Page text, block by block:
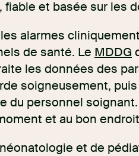
fiable et basée sur les
alarmes
de santé. Le MDDG
les données des
soigneusement,
personnel soignant.
et au bon
et de